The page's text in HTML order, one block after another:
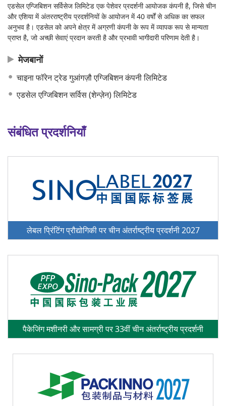
एडसेल एग्जिबिशन सर्विसेज लिमिटेड एक पेशेवर प्रदर्शनी आयोजक कंपनी है, जिसे चीन
और एशिया में अंतरराष्ट्रीय प्रदर्शनियों के आयोजन में 40 वर्षों से अधिक का सफल
अनुभव है। एडसेल को अपने क्षेत्र में अग्रणी कंपनी के रूप में व्यापक रूप से मान्यता
प्राप्त है, जो अच्छी सेवाएं प्रदान करती है और प्रभावी भागीदारी परिणाम देती है।
मेजबानों
चाइना फॉरेन ट्रेड गुआंगज़ौ एग्जिबिशन कंपनी लिमिटेड
एडसेल एग्जिबिशन सर्विस (शेन्ज़ेन) लिमिटेड
संबंधित प्रदर्शनियाँ
लेबल प्रिंटिंग प्रौद्योगिकी पर चीन अंतर्राष्ट्रीय प्रदर्शनी 2027
पैकेजिंग मशीनरी और सामग्री पर 33वीं चीन अंतर्राष्ट्रीय प्रदर्शनी